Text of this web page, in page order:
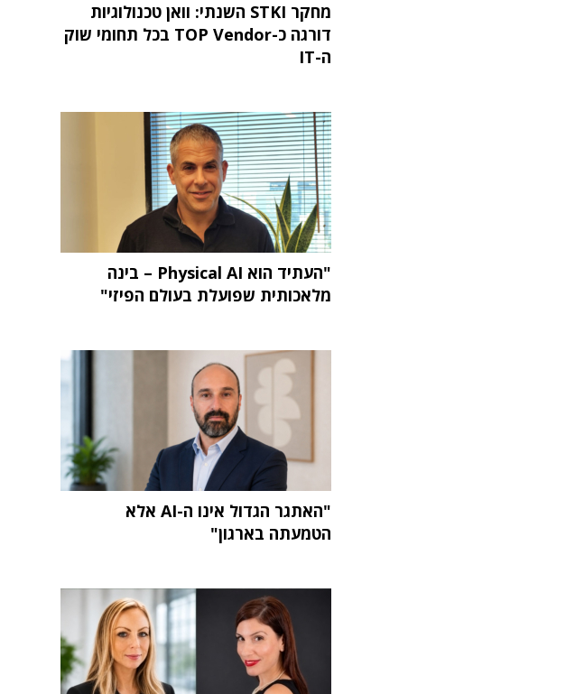
מחקר STKI השנתי: וואן טכנולוגיות
דורגה כ-TOP Vendor בכל תחומי שוק
ה-IT
"העתיד הוא Physical AI – בינה
מלאכותית שפועלת בעולם הפיזי"
"האתגר הגדול אינו ה-AI אלא
הטמעתה בארגון"